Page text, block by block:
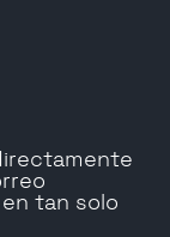
tan solo